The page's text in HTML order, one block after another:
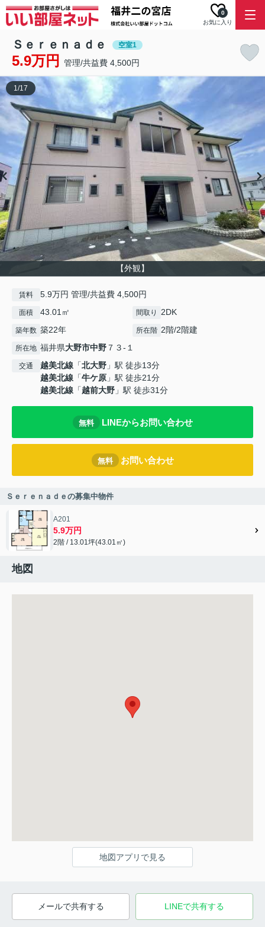
お気に入り
0
Ｓｅｒｅｎａｄｅ 空室1
5.9万円 管理/共益費 4,500円
【外観】
1/17
賃料 5.9万円 管理/共益費 4,500円
面積 43.01㎡ 間取り 2DK
築年数 築22年 所在階 2階/2階建
所在地 福井県大野市中野 ７３-１
交通 越美北線 「北大野 」駅 徒歩13分
越美北線 「牛ケ原 」駅 徒歩21分
越美北線 「越前大野 」駅 徒歩31分
無料 LINEからお問い合わせ
無料 お問い合わせ
Ｓｅｒｅｎａｄｅの募集中物件
A201
5.9万円
2階 / 13.01坪(43.01㎡)
地図
地図アプリで見る
メールで共有する LINEで共有する